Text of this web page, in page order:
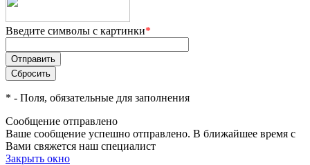
Введите символы с картинки*
* - Поля, обязательные для заполнения
Сообщение отправлено
Ваше сообщение успешно отправлено. В ближайшее время с
Вами свяжется наш специалист
Закрыть окно